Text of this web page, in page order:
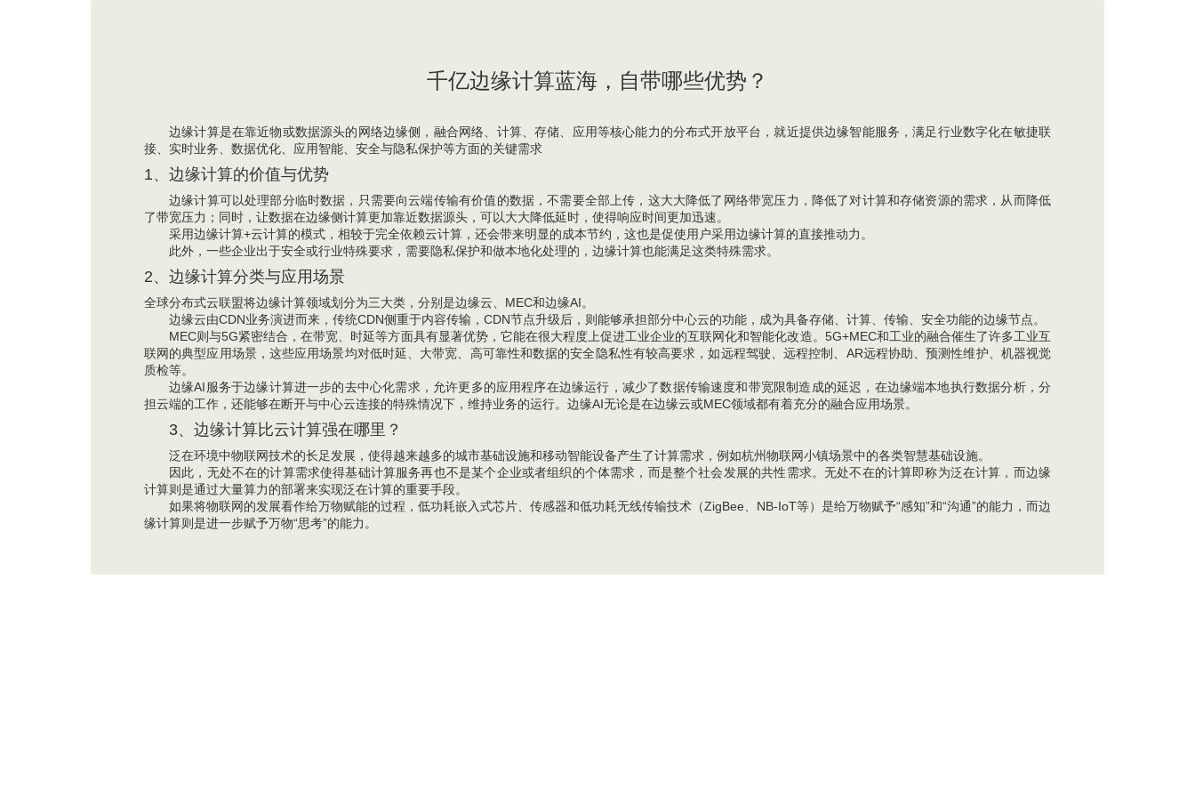
千亿边缘计算蓝海，自带哪些优势？
边缘计算是在靠近物或数据源头的网络边缘侧，融合网络、计算、存储、应用等核心能力的分布式开放平台，就近提供边缘智能服务，满足行业数字化在敏捷联
接、实时业务、数据优化、应用智能、安全与隐私保护等方面的关键需求
1、边缘计算的价值与优势
边缘计算可以处理部分临时数据，只需要向云端传输有价值的数据，不需要全部上传，这大大降低了网络带宽压力，降低了对计算和存储资源的需求，从而降低
了带宽压力；同时，让数据在边缘侧计算更加靠近数据源头，可以大大降低延时，使得响应时间更加迅速。
采用边缘计算+云计算的模式，相较于完全依赖云计算，还会带来明显的成本节约，这也是促使用户采用边缘计算的直接推动力。
此外，一些企业出于安全或行业特殊要求，需要隐私保护和做本地化处理的，边缘计算也能满足这类特殊需求。
2、边缘计算分类与应用场景
全球分布式云联盟将边缘计算领域划分为三大类，分别是边缘云、MEC和边缘AI。
边缘云由CDN业务演进而来，传统CDN侧重于内容传输，CDN节点升级后，则能够承担部分中心云的功能，成为具备存储、计算、传输、安全功能的边缘节点。
MEC则与5G紧密结合，在带宽、时延等方面具有显著优势，它能在很大程度上促进工业企业的互联网化和智能化改造。5G+MEC和工业的融合催生了许多工业互
联网的典型应用场景，这些应用场景均对低时延、大带宽、高可靠性和数据的安全隐私性有较高要求，如远程驾驶、远程控制、AR远程协助、预测性维护、机器视觉
质检等。
边缘AI服务于边缘计算进一步的去中心化需求，允许更多的应用程序在边缘运行，减少了数据传输速度和带宽限制造成的延迟，在边缘端本地执行数据分析，分
担云端的工作，还能够在断开与中心云连接的特殊情况下，维持业务的运行。边缘AI无论是在边缘云或MEC领域都有着充分的融合应用场景。
3、边缘计算比云计算强在哪里？
泛在环境中物联网技术的长足发展，使得越来越多的城市基础设施和移动智能设备产生了计算需求，例如杭州物联网小镇场景中的各类智慧基础设施。
因此，无处不在的计算需求使得基础计算服务再也不是某个企业或者组织的个体需求，而是整个社会发展的共性需求。无处不在的计算即称为泛在计算，而边缘
计算则是通过大量算力的部署来实现泛在计算的重要手段。
如果将物联网的发展看作给万物赋能的过程，低功耗嵌入式芯片、传感器和低功耗无线传输技术（ZigBee、NB-IoT等）是给万物赋予“感知”和“沟通”的能力，而边
缘计算则是进一步赋予万物“思考”的能力。